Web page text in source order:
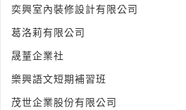
標價機裡面的貼紙費用
來自:黃OO 詢價
時間:08/05 19:43
***0411@yahoo.com
奕興室內裝修設計有限公司
葛洛莉有限公司
晟蕫企業社
樂興語文短期補習班
茂世企業股份有限公司